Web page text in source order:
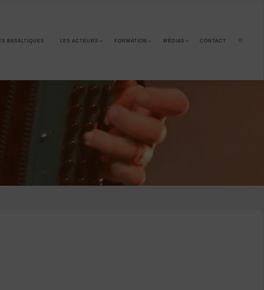
BASALTIQUES LES ACTEURS FORMATION MÉDIAS CONTACT